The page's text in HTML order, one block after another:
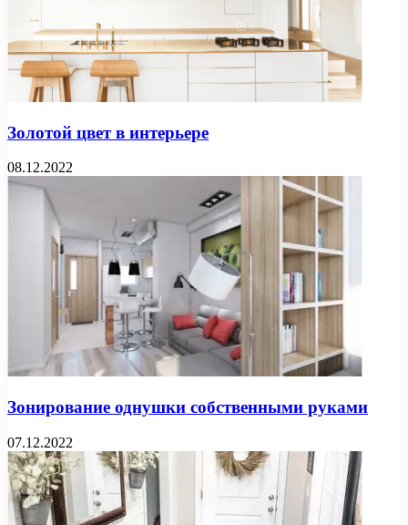
Золотой цвет в интерьере
08.12.2022
Зонирование однушки собственными руками
07.12.2022